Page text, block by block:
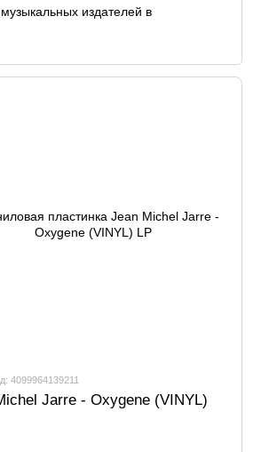
издателей в
артистов XX века:
Адриано Челентано,
и множества других.
Спирс, Бейонсе, Алиша Киз,
на нашем сайте
и яркие артисты, их
и разножанровом
4099964139211
Jarre - Oxygene (VINYL)